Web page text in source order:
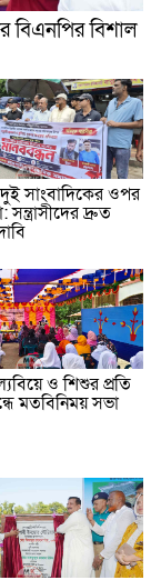
বিএনপির বিশাল
সাংবাদিকের ওপর
দ্রুত
ও শিশুর প্রতি
মতবিনিময় সভা